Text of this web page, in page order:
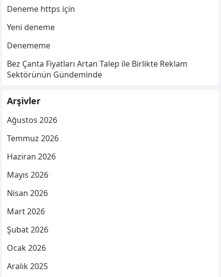
Deneme https için
Yeni deneme
Denememe
Bez Çanta Fiyatları Artan Talep ile Birlikte Reklam
Sektörünün Gündeminde
Arşivler
Ağustos 2026
Temmuz 2026
Haziran 2026
Mayıs 2026
Nisan 2026
Mart 2026
Şubat 2026
Ocak 2026
Aralık 2025